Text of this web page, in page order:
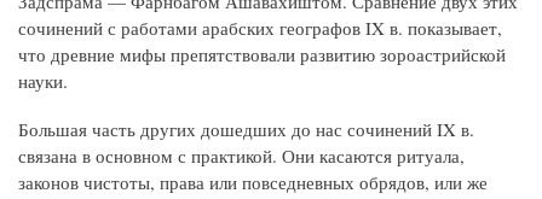
сочинений с работами арабских географов IX в. показывает,
что древние мифы препятствовали развитию зороастрийской
науки.
Большая часть других дошедших до нас сочинений IX в.
связана в основном с практикой. Они касаются ритуала,
законов чистоты, права или повседневных обрядов, или же